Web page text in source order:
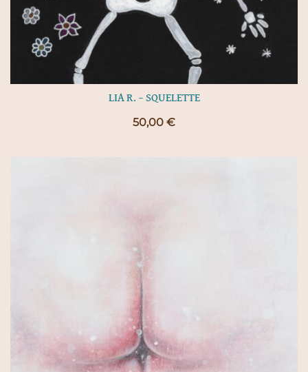
LIA R. – SQUELETTE
50,00 €